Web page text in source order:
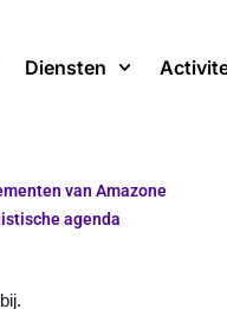
Diensten
van Amazone
agenda